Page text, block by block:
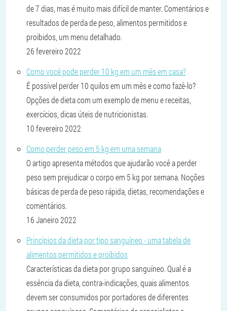
de 7 dias, mas é muito mais difícil de manter. Comentários e
resultados de perda de peso, alimentos permitidos e
proibidos, um menu detalhado.
26 fevereiro 2022
Como você pode perder 10 kg em um mês em casa?
É possível perder 10 quilos em um mês e como fazê-lo?
Opções de dieta com um exemplo de menu e receitas,
exercícios, dicas úteis de nutricionistas.
10 fevereiro 2022
Como perder peso em 5 kg em uma semana
O artigo apresenta métodos que ajudarão você a perder
peso sem prejudicar o corpo em 5 kg por semana. Noções
básicas de perda de peso rápida, dietas, recomendações e
comentários.
16 Janeiro 2022
Princípios da dieta por tipo sanguíneo - uma tabela de
alimentos permitidos e proibidos
Características da dieta por grupo sanguíneo. Qual é a
essência da dieta, contra-indicações, quais alimentos
devem ser consumidos por portadores de diferentes